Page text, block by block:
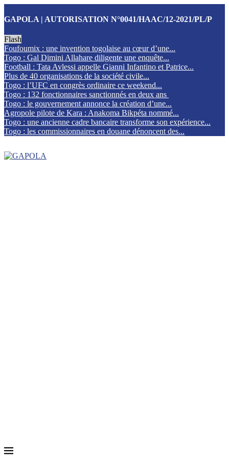
GAPOLA | AUTORISATION N°0041/HAAC/12-2021/PL/P
Flash
Foufoumix : une invention togolaise au cœur d’une...
Togo : Gal Dimini Allahare diligente une enquête...
Football : Tata Avlessi appelle Gianni Infantino et Patrice...
Plus de 40 organisations de la société civile...
Togo : l’UFC en congrès ordinaire ce weekend...
Togo : 132 fonctionnaires sanctionnés en deux ans
Togo : le gouvernement annonce la création d’une...
Agropole pilote de Kara : Anakoma Bikpéta nommé...
Togo : une ancienne cadre bancaire transforme son expérience...
Togo : les commissionnaires en douane dénoncent des...